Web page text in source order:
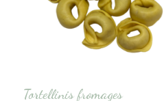
Tortellinis fromages